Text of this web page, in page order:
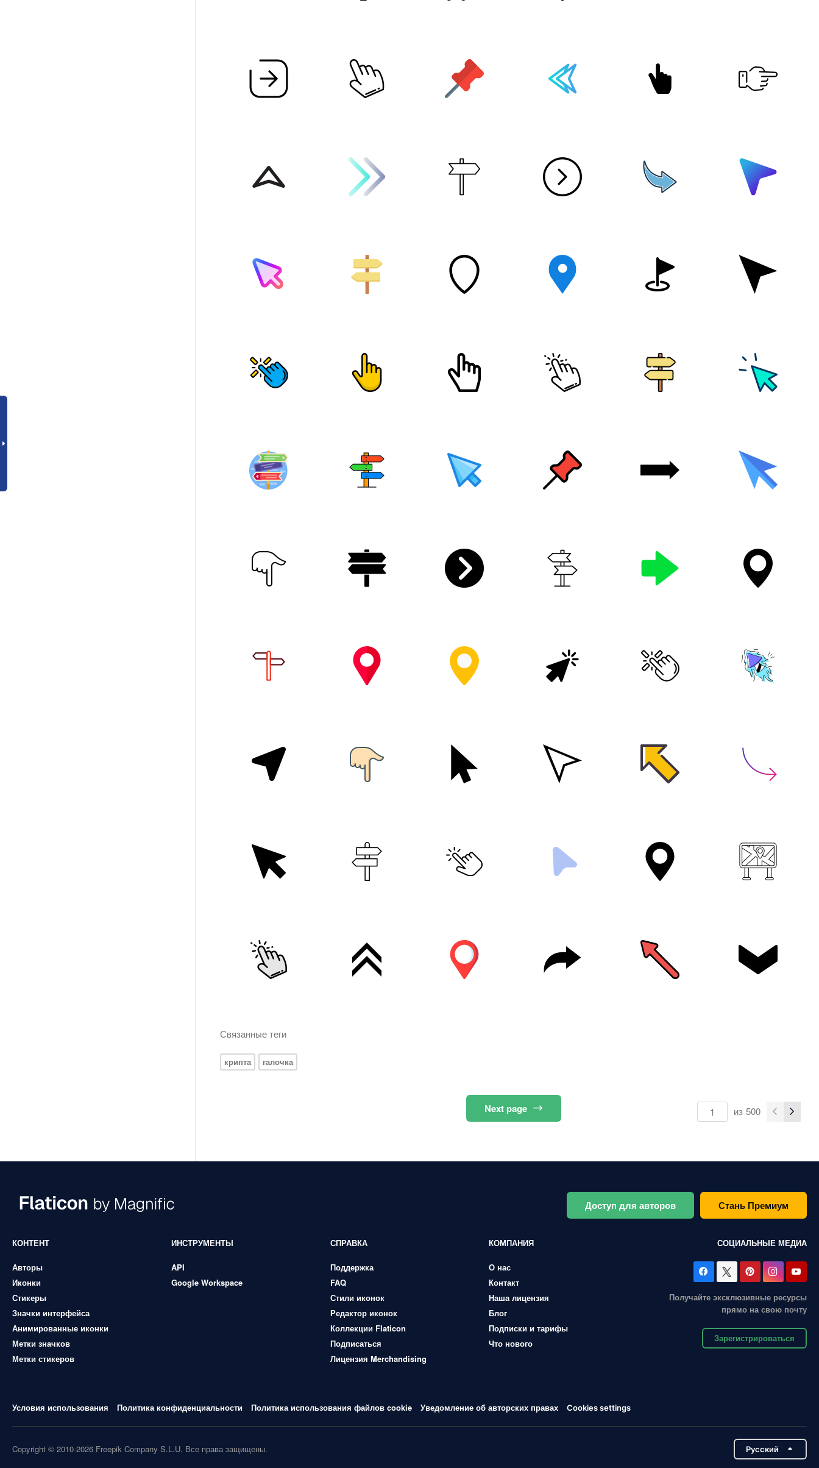
Связанные теги
крипта галочка
Nextpage из 500
Доступ для авторов Стань Премиум
КОНТЕНТ
Авторы
Иконки
Стикеры
Значки интерфейса
Анимированные иконки
Метки значков
Метки стикеров
ИНСТРУМЕНТЫ
API
Google Workspace
СПРАВКА
Поддержка
FAQ
Стили иконок
Редактор иконок
Коллекции Flaticon
Подписаться
Лицензия Merchandising
КОМПАНИЯ
О нас
Контакт
Наша лицензия
Блог
Подписки и тарифы
Что нового
СОЦИАЛЬНЫЕ МЕДИА
Получайте эксклюзивные ресурсы
прямо на свою почту
Зарегистрироваться
Условия использования Политика конфиденциальности Политика использования файлов cookie Уведомление об авторских правах Cookies settings
Copyright © 2010-2026 Freepik Company S.L.U. Все права защищены. Pусский